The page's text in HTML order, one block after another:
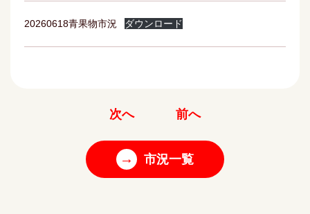
20260618青果物市況 ダウンロード
前へ
次へ
→ 市況一覧